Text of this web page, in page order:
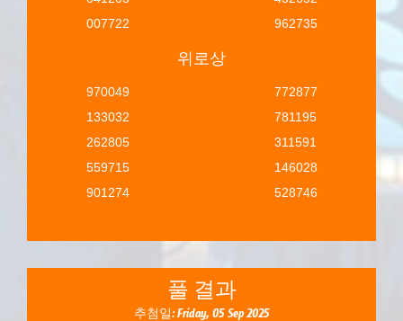
007722
962735
위로상
970049
133032
262805
559715
901274
772877
781195
311591
146028
528746
풀 결과
추첨일: Friday, 05 Sep 2025